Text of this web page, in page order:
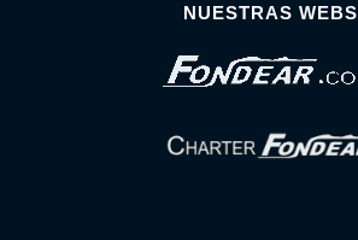
NUESTRAS WEBS